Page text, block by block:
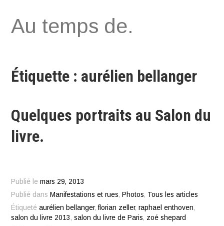
au
Au temps de.
Étiquette : aurélien bellanger
Quelques portraits au Salon du
livre.
Publié lemars 29, 2013
Publié dans Manifestations et rues, Photos, Tous les articles
Étiquetéaurélien bellanger,florian zeller,raphael enthoven,
salon du livre 2013 ,salon du livre de Paris, zoé shepard